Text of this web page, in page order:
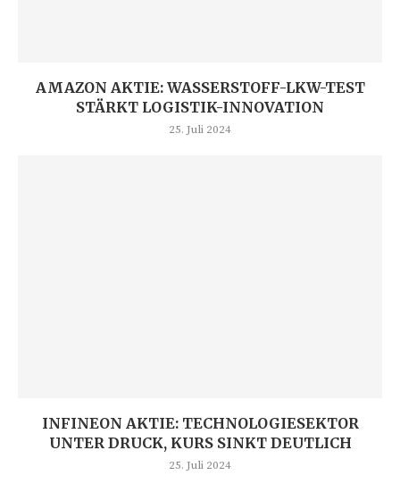
AMAZON AKTIE: WASSERSTOFF-LKW-TEST
STÄRKT LOGISTIK-INNOVATION
25. Juli 2024
INFINEON AKTIE: TECHNOLOGIESEKTOR
UNTER DRUCK, KURS SINKT DEUTLICH
25. Juli 2024